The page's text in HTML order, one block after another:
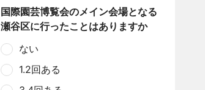
国際園芸博覧会のメイン会場となる
瀬谷区に行ったことはありますか
ない
1.2回ある